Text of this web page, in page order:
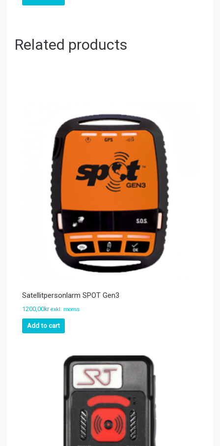
Related products
Satellitpersonlarm SPOT Gen3
1200,00kr exkl. moms
Add to cart